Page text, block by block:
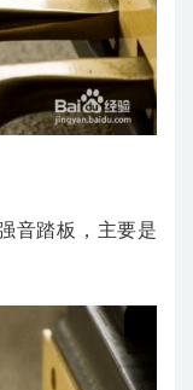
音踏板，主要是